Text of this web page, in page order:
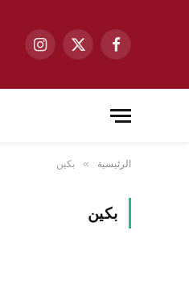
فيسبوكX
الانستغرام
الرئيسية » بكين
بكين